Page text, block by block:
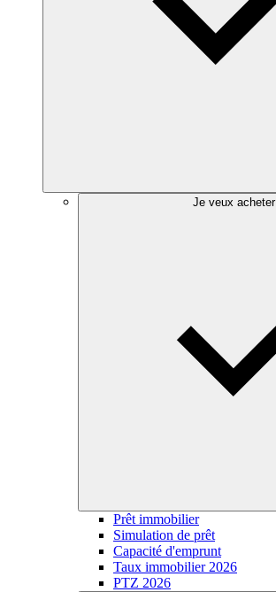
Je veux acheter
Prêt immobilier
Simulation de prêt
Capacité d'emprunt
Taux immobilier 2026
PTZ 2026